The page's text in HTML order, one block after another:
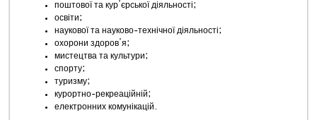
поштової та кур’єрської діяльності;
освіти;
наукової та науково-технічної діяльності;
охорони здоров’я;
мистецтва та культури;
спорту;
туризму;
курортно-рекреаційній;
електронних комунікацій.